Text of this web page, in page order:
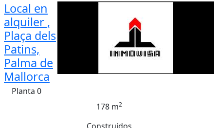
Local en
alquiler ,
Plaça dels
Patins,
Palma de
Mallorca
Planta 0
178 m2